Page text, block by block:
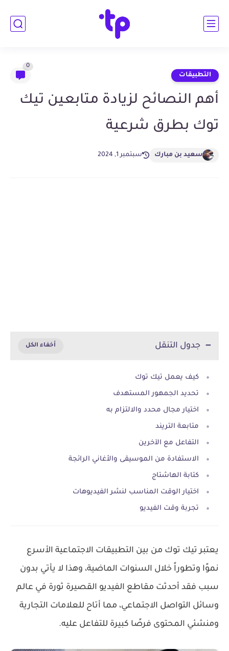
التطبيقات
0
أهم النصائح لزيادة متابعين تيك
توك بطرق شرعية
سعيد بن مبارك سبتمبر 1, 2024
جدول التنقل
كيف يعمل تيك توك
تحديد الجمهور المستهدف
اختيار مجال محدد والالتزام به
متابعة التريند
التفاعل مع الآخرين
الاستفادة من الموسيقى والأغاني الرائجة
كتابة الهاشتاج
اختيار الوقت المناسب لنشر الفيديوهات
تجربة وقت الفيديو
يعتبر تيك توك من بين التطبيقات الاجتماعية الأسرع
نموًا وتطوراً خلال السنوات الماضية، وهذا لا يأتي بدون
سبب فقد أحدثت مقاطع الفيديو القصيرة ثورة في عالم
وسائل التواصل الاجتماعي، مما أتاح للعلامات التجارية
ومنشئي المحتوى فرصًا كبيرة للتفاعل عليه.